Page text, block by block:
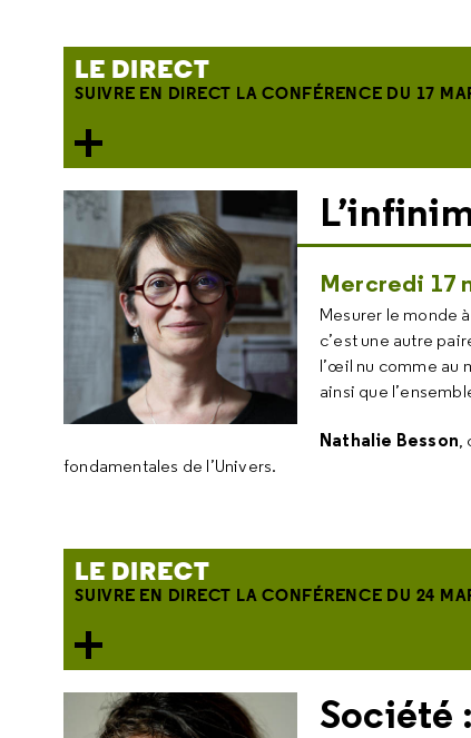
LE DIRECT
SUIVRE EN DIRECT LA CONFÉRENCE DU 17
Mercredi 17
Mesurer le monde
c’est une autre
l’œil nu comme au
ainsi que
Nathalie Besson,
fondamentales de l’Univers.
LE DIRECT
SUIVRE EN DIRECT LA CONFÉRENCE DU 24
Société